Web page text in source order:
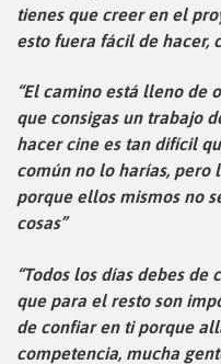
tienes que creer en el
esto fuera fácil de hacer,
“El camino está lleno de
que consigas un trabajo
hacer cine es tan difícil
común no lo harías, pero
porque ellos mismos no
cosas”
“Todos los días debes
que para el resto son
de confiar en ti porque
competencia, mucha